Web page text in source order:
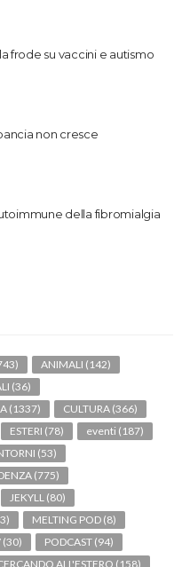
frode su vaccini e autismo
non cresce
della fibromialgia
ANIMALI (142)
(36)
(1337) CULTURA (366)
ESTERI (78) eventi (187)
(53)
(775)
JEKYLL (80)
MELTING POD (8)
(30) PODCAST (94)
ALL'ESTERO (158)